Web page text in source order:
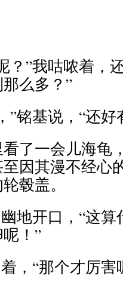
？”我咕哝着，
么多？”
”铭基说，“还
了一会儿海龟
因其漫不经心
毂盖。
地开口，“这
！”
，“那个才厉害